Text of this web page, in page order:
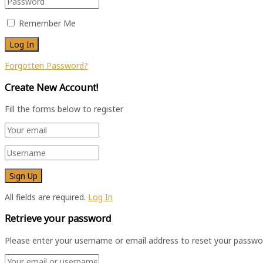
Remember Me
Forgotten Password?
Create New Account!
Fill the forms below to register
All fields are required. Log In
Retrieve your password
Please enter your username or email address to reset your